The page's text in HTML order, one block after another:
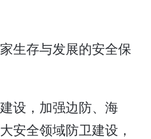
生存与发展的安全保
设，加强边防、海
安全领域防卫建设，